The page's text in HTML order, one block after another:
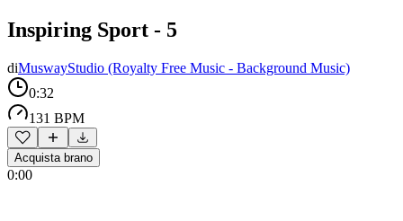
Inspiring Sport - 5
diMuswayStudio (Royalty Free Music - Background Music)
0:32
131 BPM
Acquista brano
0:00